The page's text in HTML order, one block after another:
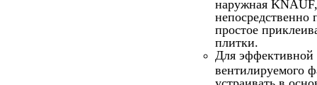
наружная
непосредственно
простое
плитки.
Для эффективной
вентилируемого
устраивать в